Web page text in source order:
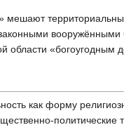
области «богоугодным
как форму